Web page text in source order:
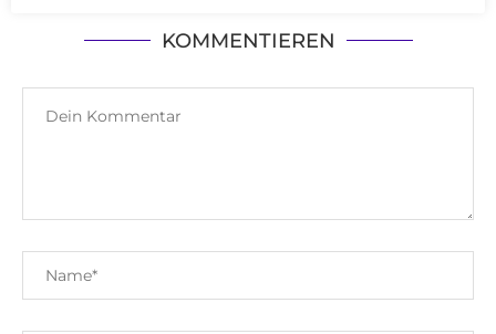
KOMMENTIEREN